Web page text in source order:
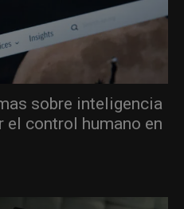
sobre inteligencia
control humano en